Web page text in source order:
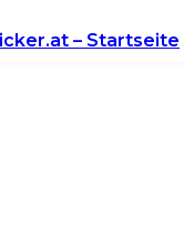
– Startseite
DenizBank